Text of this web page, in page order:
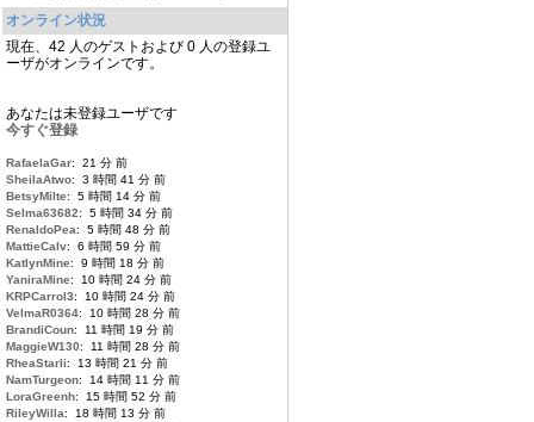
オンライン状況
現在、42 人のゲストおよび 0 人の登録ユ
ーザがオンラインです。
あなたは未登録ユーザです
今すぐ登録
RafaelaGar: 21 分 前
SheilaAtwo: 3 時間 41 分 前
BetsyMilte: 5 時間 14 分 前
Selma63682: 5 時間 34 分 前
RenaldoPea: 5 時間 48 分 前
MattieCalv: 6 時間 59 分 前
KatlynMine: 9 時間 18 分 前
YaniraMine: 10 時間 24 分 前
KRPCarrol3: 10 時間 24 分 前
VelmaR0364: 10 時間 28 分 前
BrandiCoun: 11 時間 19 分 前
MaggieW130: 11 時間 28 分 前
RheaStarli: 13 時間 21 分 前
NamTurgeon: 14 時間 11 分 前
LoraGreenh: 15 時間 52 分 前
RileyWilla: 18 時間 13 分 前